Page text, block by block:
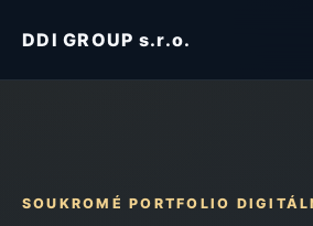
DDI GROUP s.r.o.
SOUKROMÉ PORTFOLIO